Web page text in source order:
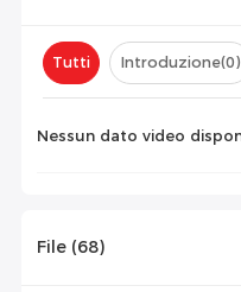
Tutti Introduzione(0)
Nessun dato video
File (68)